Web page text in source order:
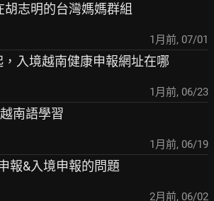
胡志明的台灣媽媽群組
1月前, 07/01
，入境越南健康申報網址在哪
1月前, 06/23
南語學習
1月前, 06/19
報&入境申報的問題
2月前, 06/02